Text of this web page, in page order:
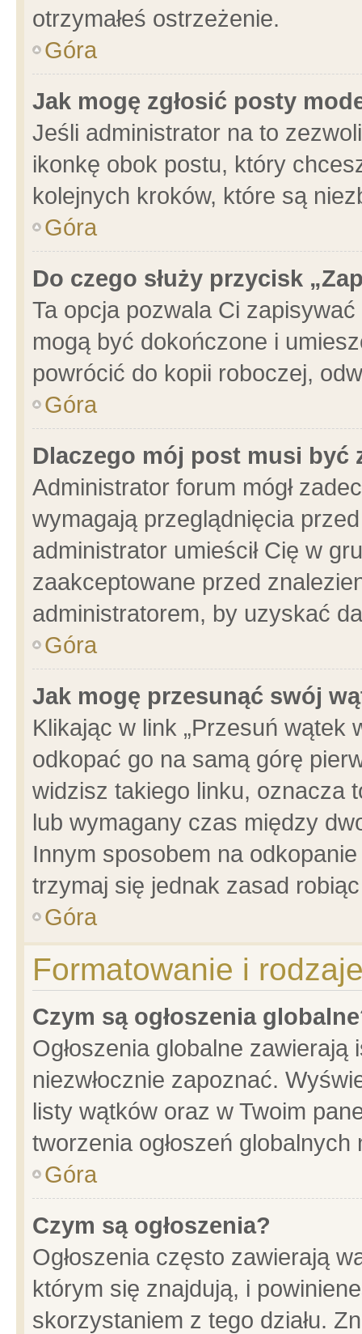
otrzymałeś ostrzeżenie.
Góra
Jak mogę zgłosić posty
Jeśli administrator na to
ikonkę obok postu, który
kolejnych kroków, które są
Góra
Do czego służy przycisk
Ta opcja pozwala Ci
mogą być dokończone i
powrócić do kopii roboczej,
Góra
Dlaczego mój post musi być
Administrator forum mógł
wymagają przeglądnięcia
administrator umieścił Cię w
zaakceptowane przed
administratorem, by uzyskać
Góra
Jak mogę przesunąć swój
Klikając w link „Przesuń wątek
odkopać go na samą górę
widzisz takiego linku, oznacza
lub wymagany czas między
Innym sposobem na
trzymaj się jednak zasad
Góra
Formatowanie i
Czym są ogłoszenia
Ogłoszenia globalne
niezwłocznie zapoznać.
listy wątków oraz w Twoim
tworzenia ogłoszeń
Góra
Czym są ogłoszenia?
Ogłoszenia często zawierają
którym się znajdują, i
skorzystaniem z tego działu.